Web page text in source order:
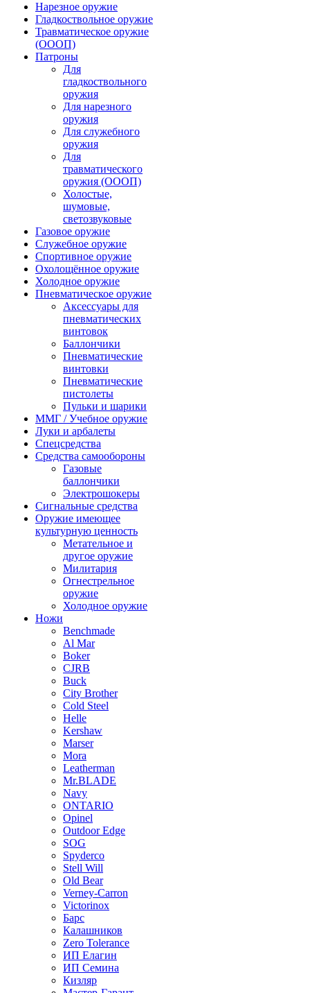
Нарезное оружие
Гладкоствольное оружие
Травматическое оружие
(ОООП)
Патроны
Для
гладкоствольного
оружия
Для нарезного
оружия
Для служебного
оружия
Для
травматического
оружия (ОООП)
Холостые,
шумовые,
светозвуковые
Газовое оружие
Служебное оружие
Спортивное оружие
Охолощённое оружие
Холодное оружие
Пневматическое оружие
Аксессуары для
пневматических
винтовок
Баллончики
Пневматические
винтовки
Пневматические
пистолеты
Пульки и шарики
ММГ / Учебное оружие
Луки и арбалеты
Спецсредства
Средства самообороны
Газовые
баллончики
Электрошокеры
Сигнальные средства
Оружие имеющее
культурную ценность
Метательное и
другое оружие
Милитария
Огнестрельное
оружие
Холодное оружие
Ножи
Benchmade
Al Mar
Boker
CJRB
Buck
City Brother
Cold Steel
Helle
Kershaw
Marser
Mora
Leatherman
Mr.BLADE
Navy
ONTARIO
Opinel
Outdoor Edge
SOG
Spyderco
Stell Will
Old Bear
Verney-Carron
Victorinox
Барс
Калашников
Zero Tolerance
ИП Елагин
ИП Семина
Кизляр